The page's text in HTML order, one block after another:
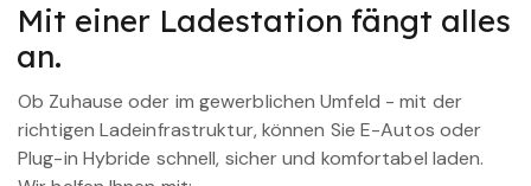
Mit einer Ladestation fängt alles
an.
Ob Zuhause oder im gewerblichen Umfeld - mit der
richtigen Ladeinfrastruktur, können Sie E-Autos oder
Plug-in Hybride schnell, sicher und komfortabel laden.